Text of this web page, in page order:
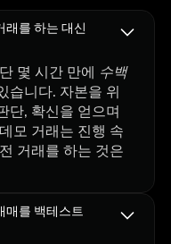
래를 하는 대신
몇 시간 만에 수백
습니다. 자본을 위
단, 확신을 얻으며
모 거래는 진행 속
거래를 하는 것은
매를 백테스트